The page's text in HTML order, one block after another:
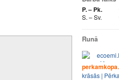
P. – Pk.
S. – Sv.
Runā
krāsās |